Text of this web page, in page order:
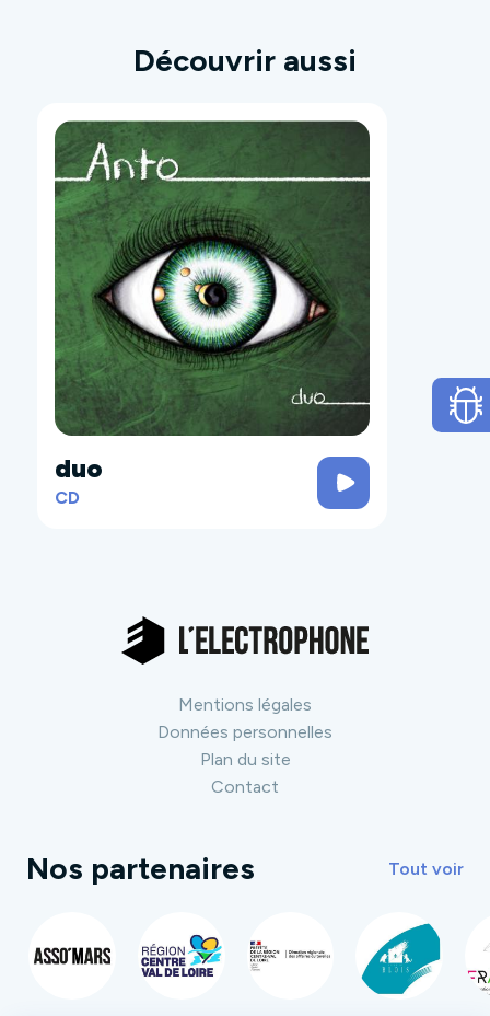
Découvrir aussi
duo
CD
Mentions légales
Données personnelles
Plan du site
Contact
Nos partenaires Tout voir